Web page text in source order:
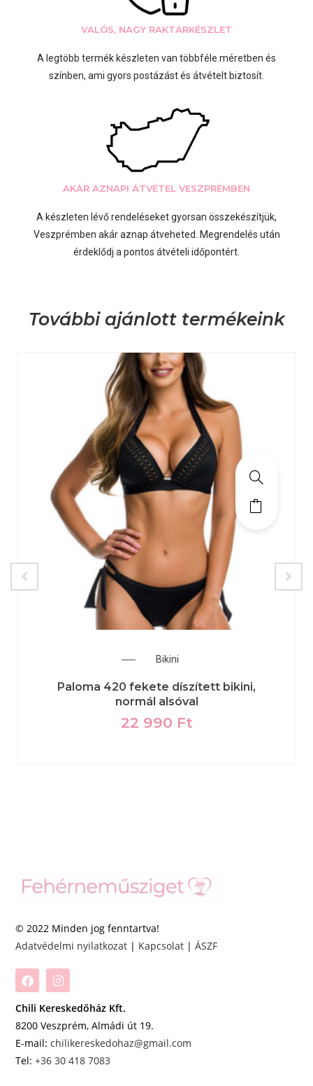
VALÓS, NAGY RAKTÁRKÉSZLET
A legtöbb termék készleten van többféle méretben és
színben, ami gyors postázást és átvételt biztosít.
AKÁR AZNAPI ÁTVÉTEL VESZPRÉMBEN
A készleten lévő rendeléseket gyorsan összekészítjük,
Veszprémben akár aznap átveheted. Megrendelés után
érdeklődj a pontos átvételi időpontért.
További ajánlott termékeink
Bikini
Paloma 420 fekete díszített bikini,
normál alsóval
22 990 Ft
© 2022 Minden jog fenntartva!
Adatvédelmi nyilatkozat | Kapcsolat |ÁSZF
Chili Kereskedőház Kft.
8200 Veszprém, Almádi út 19.
E-mail:chilikereskedohaz@gmail.com
Tel:+36 30 418 7083